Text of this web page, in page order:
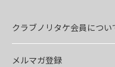
クラブノリタケ会員につい
メルマガ登録